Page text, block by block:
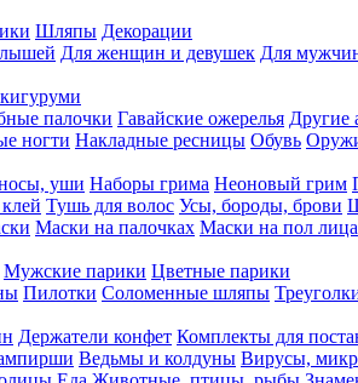
Шляпы Декорации
Для женщин и девушек Для
палочки Гавайские ожерелья Другие
ногти Накладные ресницы Обувь
уши Наборы грима Неоновый грим
Тушь для волос Усы, бороды, брови
Маски на палочках Маски на пол лица
Мужские парики Цветные парики
Пилотки Соломенные шляпы
Держатели конфет Комплекты для
Ведьмы и колдуны Вирусы,